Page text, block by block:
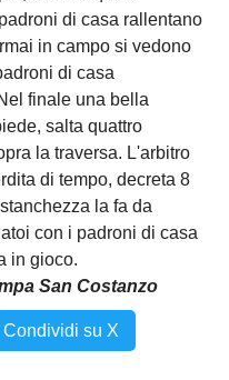
di casa rallentano
in campo si vedono
di casa
finale una bella
salta quattro
la traversa. L'arbitro
di tempo, decreta 8
la fa da
con i padroni di casa
in gioco.
San Costanzo
Condividi su X